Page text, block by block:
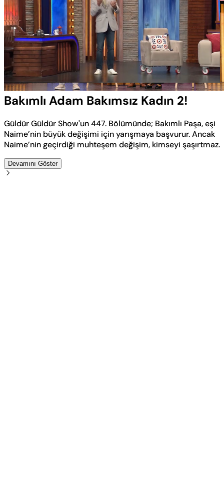
Sesi
Aç
Yüklendi:
4.54%
Oynatma
Hızı
Bakımlı Adam Bakımsız Kadın 2!
Güldür Güldür Show'un 447. Bölümünde; Bakımlı Paşa, eşi
Naime’nin büyük değişimi için yarışmaya başvurur. Ancak
Naime’nin geçirdiği muhteşem değişim, kimseyi şaşırtmaz.
Devamını Göster